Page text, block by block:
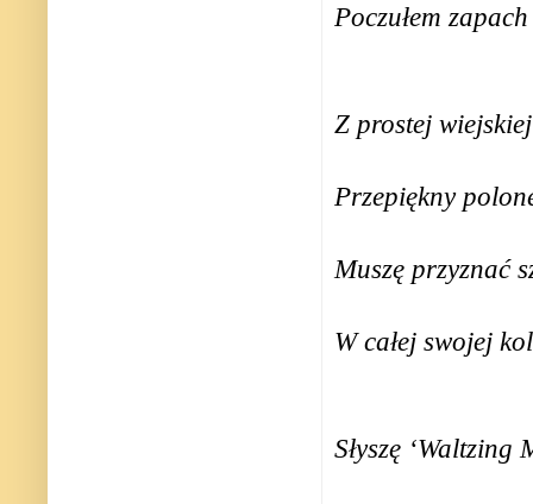
Poczułem
Z prostej
Przepiękny
Muszę przyznać
W całej swojej
Słyszę